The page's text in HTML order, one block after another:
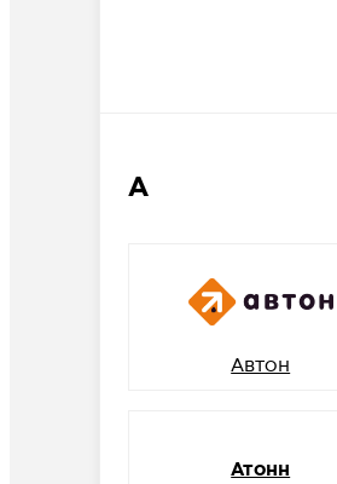
А
Автон
Атонн